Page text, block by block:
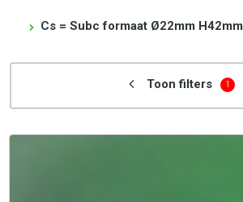
Cs = Subc formaat Ø22mm H42mm
Toon filters 1